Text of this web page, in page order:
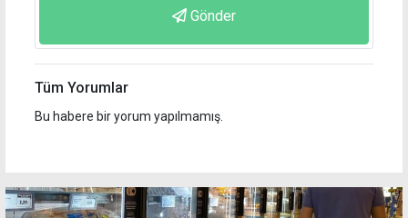
Gönder
Tüm Yorumlar
Bu habere bir yorum yapılmamış.